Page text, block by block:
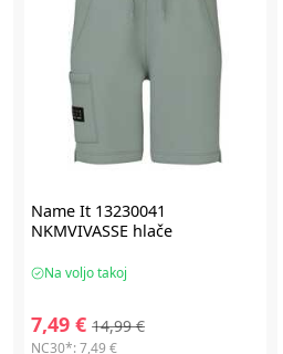
Name It 13230041
NKMVIVASSE hlače
Na voljo takoj
7,49 € 14,99 €
NC30*:7,49 €